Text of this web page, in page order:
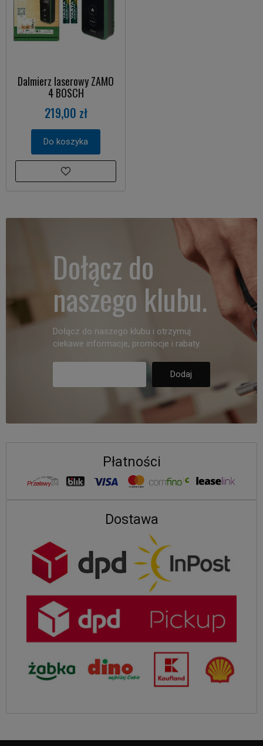
Dalmierz laserowy ZAMO
4 BOSCH
219,00 zł
Do koszyka
Dołącz do
naszego klubu.
Dołącz do naszego klubu i otrzymuj
ciekawe informacje, promocje i rabaty.
Płatności
Dostawa